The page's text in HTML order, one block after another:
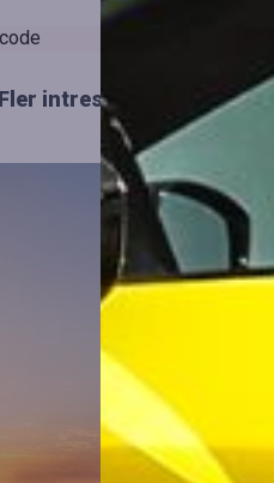
Fler intressanta artiklar